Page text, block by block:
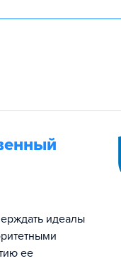
идеалы
ее